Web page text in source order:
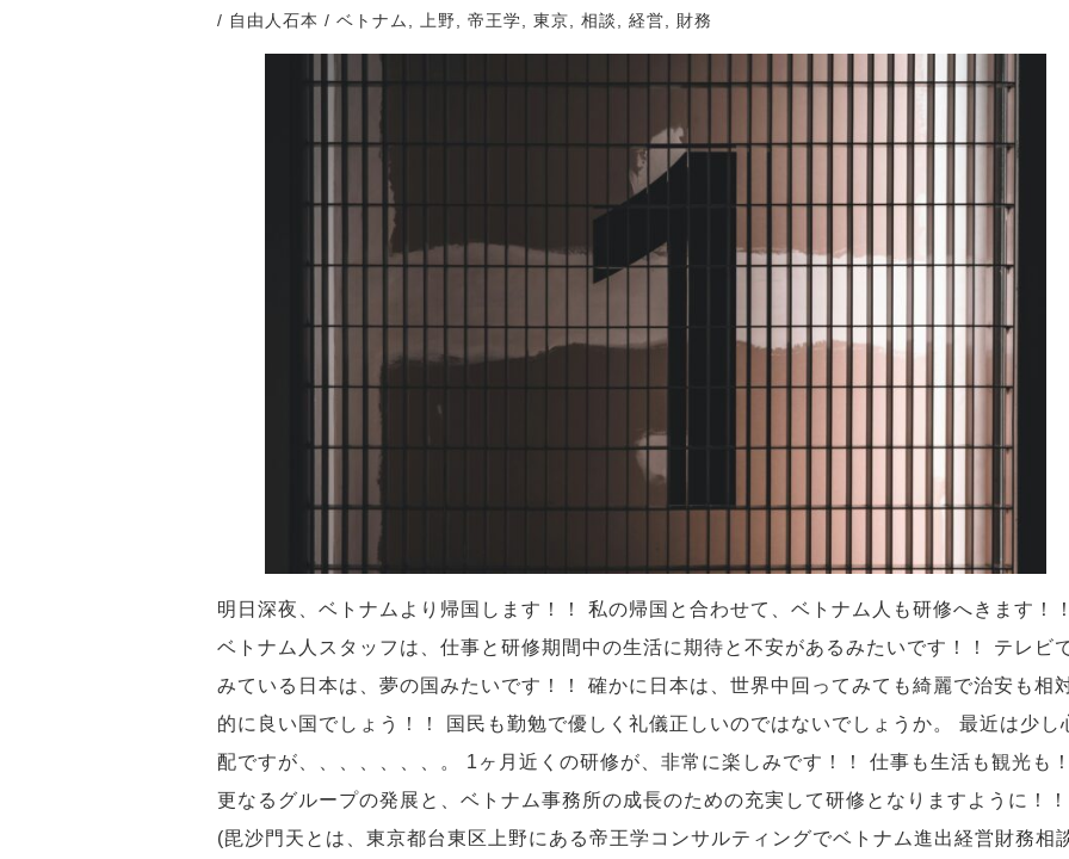
/ 自由人石本 / ベトナム 上野 帝王学 東京 相談 経営 財務
明日深夜、ベトナムより帰国します！！ 私の帰国と合わせて、ベトナム人も研修へきます！
ベトナム人スタッフは、仕事と研修期間中の生活に期待と不安があるみたいです！！ テレビ
みている日本は、夢の国みたいです！！ 確かに日本は、世界中回ってみても綺麗で治安も相
的に良い国でしょう！！ 国民も勤勉で優しく礼儀正しいのではないでしょうか。 最近は少し
配ですが、、、、、、、。 1ヶ月近くの研修が、非常に楽しみです！！ 仕事も生活も観光も
更なるグループの発展と、ベトナム事務所の成長のための充実して研修となりますように！！
(毘沙門天とは、東京都台東区上野にある帝王学コンサルティングでベトナム進出経営財務相